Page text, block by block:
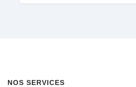
NOS SERVICES